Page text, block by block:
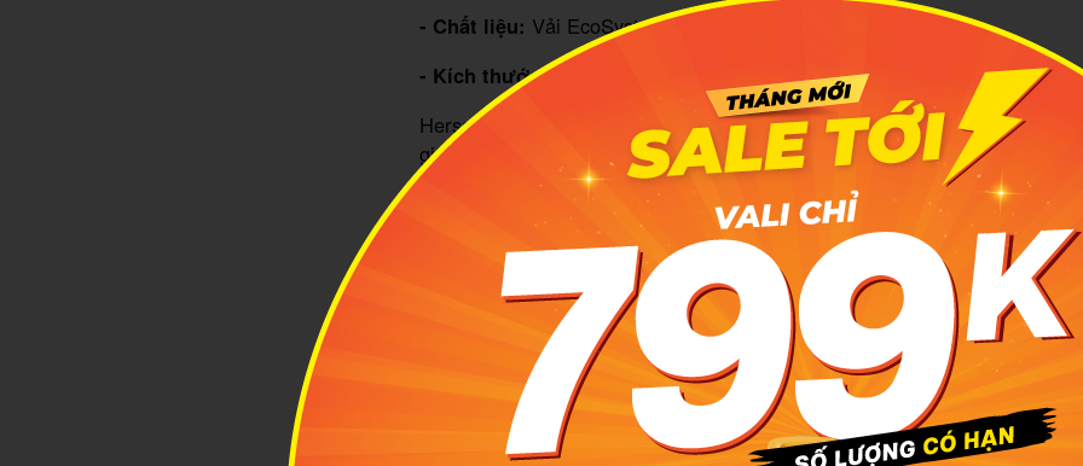
- Chất liệu: Vải EcoSystem™ 600D
- Kích thước:41.2 x 31 x 15.2 cm
Herschel Survey TM là mẫu balo Herschel mang phong cách tối giản hiện
giữ được nét “signature” đặc trưng của thương hiệu. Thiết kế form cứng
rãi, phù hợp cho người cần mang nhiều đồ khi đi học, đi làm hoặc di
xuyên. Với sự đa dạng trong màu sắc, balo được xem là lựa chọn lý
yêu thích kiểu balo đơn giản nhưng vẫn muốn một sản phẩm nhìn “có